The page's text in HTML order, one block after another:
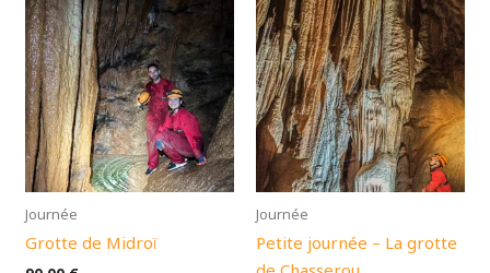
Journée
Grotte de Midroï
Journée
Petite journée – La grotte